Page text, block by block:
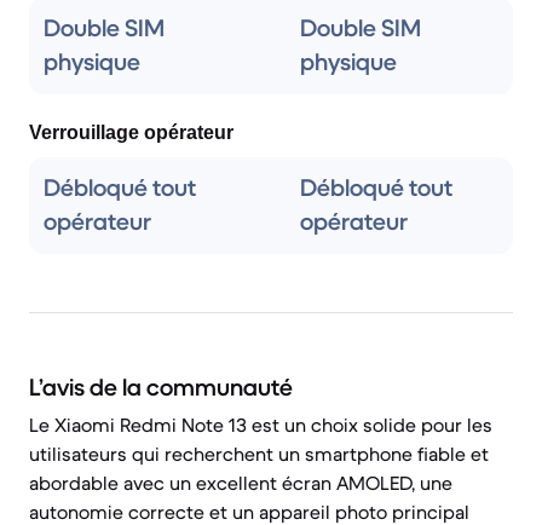
Double SIM
physique
Double SIM
physique
Verrouillage opérateur
Débloqué tout
opérateur
Débloqué tout
opérateur
L’avis de la communauté
Le Xiaomi Redmi Note 13 est un choix solide pour les
utilisateurs qui recherchent un smartphone fiable et
abordable avec un excellent écran AMOLED, une
autonomie correcte et un appareil photo principal